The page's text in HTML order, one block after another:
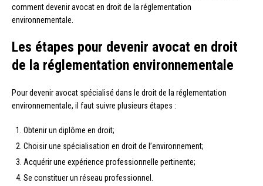
comment devenir avocat en droit de la réglementation
environnementale.
Les étapes pour devenir avocat en droit
de la réglementation environnementale
Pour devenir avocat spécialisé dans le droit de la réglementation
environnementale, il faut suivre plusieurs étapes :
Obtenir un diplôme en droit;
Choisir une spécialisation en droit de l’environnement;
Acquérir une expérience professionnelle pertinente;
Se constituer un réseau professionnel.